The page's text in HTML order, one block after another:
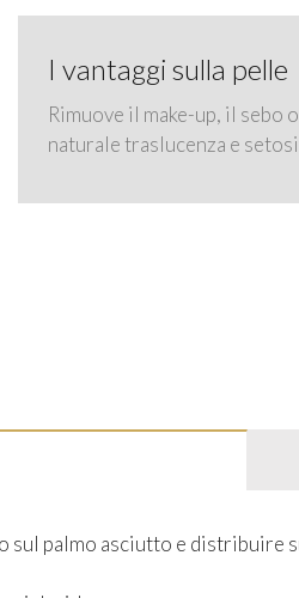
I vantaggi sulla pelle
Rimuove il make-up, il
naturale traslucenza e
palmo asciutto e distribuire